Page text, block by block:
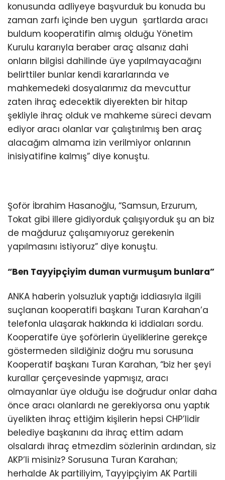
konusunda adliyeye başvurduk bu konuda bu
zaman zarfı içinde ben uygun şartlarda aracı
buldum kooperatifin almış olduğu Yönetim
Kurulu kararıyla beraber araç alsanız dahi
onların bilgisi dahilinde üye yapılmayacağını
belirttiler bunlar kendi kararlarında ve
mahkemedeki dosyalarımız da mevcuttur
zaten ihraç edecektik diyerekten bir hitap
şekliyle ihraç olduk ve mahkeme süreci devam
ediyor aracı olanlar var çalıştırılmış ben araç
alacağım almama izin verilmiyor onlarının
inisiyatifine kalmış” diye konuştu.
Şoför İbrahim Hasanoğlu, “Samsun, Erzurum,
Tokat gibi illere gidiyorduk çalışıyorduk şu an biz
de mağduruz çalışamıyoruz gerekenin
yapılmasını istiyoruz” diye konuştu.
“Ben Tayyipçiyim duman vurmuşum bunlara”
ANKA haberin yolsuzluk yaptığı iddiasıyla ilgili
suçlanan kooperatifi başkanı Turan Karahan’a
telefonla ulaşarak hakkında ki iddiaları sordu.
Kooperatife üye şoförlerin üyeliklerine gerekçe
göstermeden sildiğiniz doğru mu sorusuna
Kooperatif başkanı Turan Karahan, “biz her şeyi
kurallar çerçevesinde yapmışız, aracı
olmayanlar üye olduğu ise doğrudur onlar daha
önce aracı olanlardı ne gerekiyorsa onu yaptık
üyelikten ihraç ettiğim kişilerin hepsi CHP’lidir
belediye başkanını da ihraç ettim adam
olsalardı ihraç etmezdim sözlerinin ardından, siz
AKP’li misiniz? Sorusuna Turan Karahan;
herhalde Ak partiliyim, Tayyipçiyim AK Partili